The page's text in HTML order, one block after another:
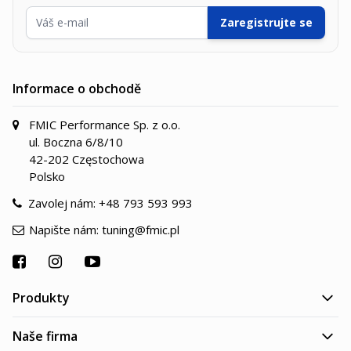
E-mailová adresa
Zaregistrujte se
Informace o obchodě
FMIC Performance Sp. z o.o.
ul. Boczna 6/8/10
42-202 Częstochowa
Polsko
Zavolej nám: +48 793 593 993
Napište nám: tuning@fmic.pl
Produkty
Naše firma